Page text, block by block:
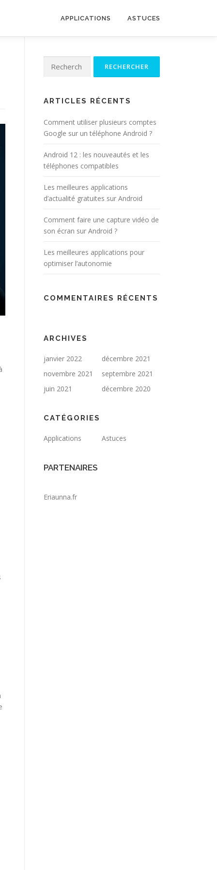
APPLICATIONS ASTUCES
ARTICLES RÉCENTS
Comment utiliser plusieurs comptes
Google sur un téléphone Android ?
Android 12 : les nouveautés et les
téléphones compatibles
Les meilleures applications
d’actualité gratuites sur Android
Comment faire une capture vidéo de
son écran sur Android ?
Les meilleures applications pour
optimiser l’autonomie
COMMENTAIRES RÉCENTS
ARCHIVES
janvier 2022
décembre 2021
novembre 2021
septembre 2021
juin 2021
décembre 2020
CATÉGORIES
Applications Astuces
PARTENAIRES
Eriaunna.fr